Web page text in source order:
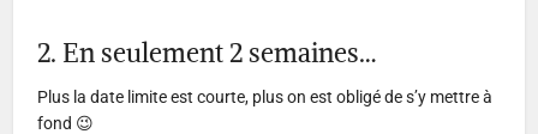
2. En seulement 2 semaines…
Plus la date limite est courte, plus on est obligé de s’y mettre à
fond 😉